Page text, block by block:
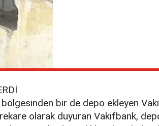
bir de depo ekleyen
olarak duyuran Vakıfbank,